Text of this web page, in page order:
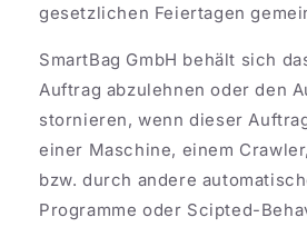
gesetzlichen Feiertagen
SmartBag GmbH behält sich
Auftrag abzulehnen oder den
stornieren, wenn dieser
einer Maschine, einem
bzw. durch andere
Programme oder Scipted-